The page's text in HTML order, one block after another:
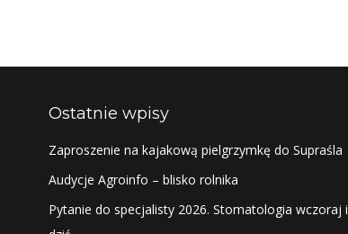
Ostatnie wpisy
Zaproszenie na kajakową pielgrzymkę do Supraśla
Audycje Agroinfo – blisko rolnika
Pytanie do specjalisty 2026. Stomatologia wczoraj i